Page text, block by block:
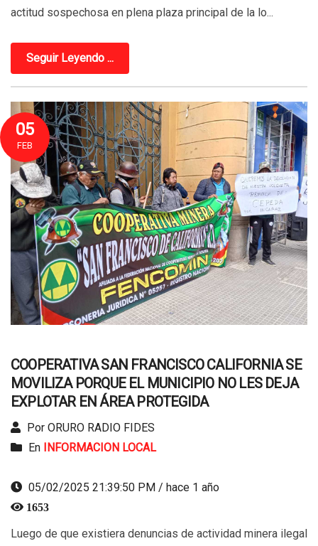
actitud sospechosa en plena plaza principal de la lo...
Seguir Leyendo ...
05
FEB
COOPERATIVA SAN FRANCISCO CALIFORNIA SE
MOVILIZA PORQUE EL MUNICIPIO NO LES DEJA
EXPLOTAR EN ÁREA PROTEGIDA
Por ORURO RADIO FIDES
En
INFORMACION LOCAL
05/02/2025 21:39:50 PM / hace 1 año
1653
Luego de que existiera denuncias de actividad minera ilegal